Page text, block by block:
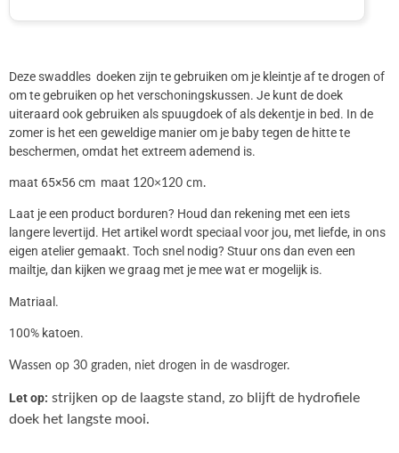
Deze swaddles doeken zijn te gebruiken om je kleintje af te drogen of
om te gebruiken op het verschoningskussen. Je kunt de doek
uiteraard ook gebruiken als spuugdoek of als dekentje in bed. In de
zomer is het een geweldige manier om je baby tegen de hitte te
beschermen, omdat het extreem ademend is.
maat 65×56 cm maat 120×120 cm.
Laat je een product borduren? Houd dan rekening met een iets
langere levertijd. Het artikel wordt speciaal voor jou, met liefde, in ons
eigen atelier gemaakt. Toch snel nodig? Stuur ons dan even een
mailtje, dan kijken we graag met je mee wat er mogelijk is.
Matriaal.
100% katoen.
Wassen op 30 graden, niet drogen in de wasdroger.
Let op: strijken op de laagste stand, zo blijft de hydrofiele
doek het langste mooi.